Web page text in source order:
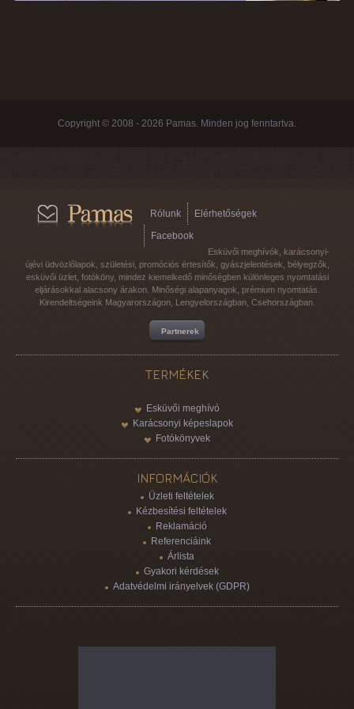
Copyright © 2008 - 2026 Pamas. Minden jog fenntartva.
Rólunk
Elérhetőségek
Facebook
Esküvői meghívók, karácsonyi-
újévi üdvözlőlapok, születési, promóciós értesítők, gyászjelentések, bélyegzők,
esküvői üzlet, fotóköny, mindez kiemelkedő minőségben különleges nyomtatási
eljárásokkal alacsony árakon. Minőségi alapanyagok, prémium nyomtatás.
Kirendeltségeink Magyarországon, Lengyelországban, Csehországban.
Partnerek
TERMÉKEK
Esküvői meghívó
Karácsonyi képeslapok
Fotókönyvek
INFORMÁCIÓK
Üzleti feltételek
Kézbesítési feltételek
Reklamáció
Referenciáink
Árlista
Gyakori kérdések
Adatvédelmi irányelvek (GDPR)